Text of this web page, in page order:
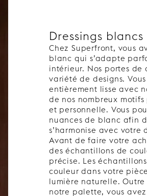
Dressings
Chez Superfront, vous
blanc qui s’adapte
intérieur. Nos portes de
variété de designs.
entièrement lisse avec
de nos nombreux
et personnelle. Vous
nuances de blanc afin
s’harmonise avec votre
Avant de faire votre
des échantillons de
précise. Les
couleur dans votre
lumière naturelle. Outre
notre palette, vous